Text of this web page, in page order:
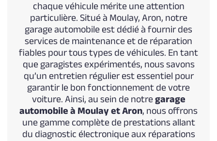
chaque véhicule mérite une attention
particulière. Situé à Moulay, Aron, notre
garage automobile est dédié à fournir des
services de maintenance et de réparation
fiables pour tous types de véhicules. En tant
que garagistes expérimentés, nous savons
qu’un entretien régulier est essentiel pour
garantir le bon fonctionnement de votre
voiture. Ainsi, au sein de notregarage
automobile à Moulay et Aron, nous offrons
une gamme complète de prestations allant
du diagnostic électronique aux réparations